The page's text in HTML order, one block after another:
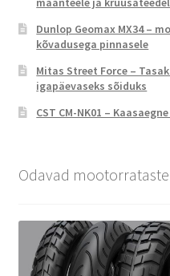
Dunlop Geomax MX34 –
kõvadusega pinnasele
Mitas Street Force –
igapäevaseks sõiduks
CST CM-NK01 –
Odavad